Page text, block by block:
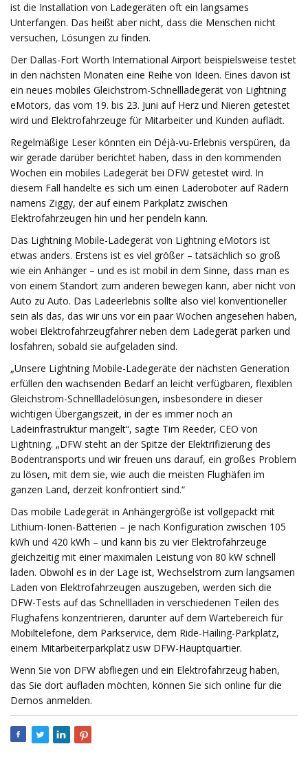
ist die Installation von Ladegeräten oft ein langsames
Unterfangen. Das heißt aber nicht, dass die Menschen nicht
versuchen, Lösungen zu finden.
Der Dallas-Fort Worth International Airport beispielsweise testet
in den nächsten Monaten eine Reihe von Ideen. Eines davon ist
ein neues mobiles Gleichstrom-Schnellladegerät von Lightning
eMotors, das vom 19. bis 23. Juni auf Herz und Nieren getestet
wird und Elektrofahrzeuge für Mitarbeiter und Kunden auflädt.
Regelmäßige Leser könnten ein Déjà-vu-Erlebnis verspüren, da
wir gerade darüber berichtet haben, dass in den kommenden
Wochen ein mobiles Ladegerät bei DFW getestet wird. In
diesem Fall handelte es sich um einen Laderoboter auf Rädern
namens Ziggy, der auf einem Parkplatz zwischen
Elektrofahrzeugen hin und her pendeln kann.
Das Lightning Mobile-Ladegerät von Lightning eMotors ist
etwas anders. Erstens ist es viel größer – tatsächlich so groß
wie ein Anhänger – und es ist mobil in dem Sinne, dass man es
von einem Standort zum anderen bewegen kann, aber nicht von
Auto zu Auto. Das Ladeerlebnis sollte also viel konventioneller
sein als das, das wir uns vor ein paar Wochen angesehen haben,
wobei Elektrofahrzeugfahrer neben dem Ladegerät parken und
losfahren, sobald sie aufgeladen sind.
„Unsere Lightning Mobile-Ladegeräte der nächsten Generation
erfüllen den wachsenden Bedarf an leicht verfügbaren, flexiblen
Gleichstrom-Schnellladelösungen, insbesondere in dieser
wichtigen Übergangszeit, in der es immer noch an
Ladeinfrastruktur mangelt“, sagte Tim Reeder, CEO von
Lightning. „DFW steht an der Spitze der Elektrifizierung des
Bodentransports und wir freuen uns darauf, ein großes Problem
zu lösen, mit dem sie, wie auch die meisten Flughäfen im
ganzen Land, derzeit konfrontiert sind.“
Das mobile Ladegerät in Anhängergröße ist vollgepackt mit
Lithium-Ionen-Batterien – je nach Konfiguration zwischen 105
kWh und 420 kWh – und kann bis zu vier Elektrofahrzeuge
gleichzeitig mit einer maximalen Leistung von 80 kW schnell
laden. Obwohl es in der Lage ist, Wechselstrom zum langsamen
Laden von Elektrofahrzeugen auszugeben, werden sich die
DFW-Tests auf das Schnellladen in verschiedenen Teilen des
Flughafens konzentrieren, darunter auf dem Wartebereich für
Mobiltelefone, dem Parkservice, dem Ride-Hailing-Parkplatz,
einem Mitarbeiterparkplatz usw DFW-Hauptquartier.
Wenn Sie von DFW abfliegen und ein Elektrofahrzeug haben,
das Sie dort aufladen möchten, können Sie sich online für die
Demos anmelden.